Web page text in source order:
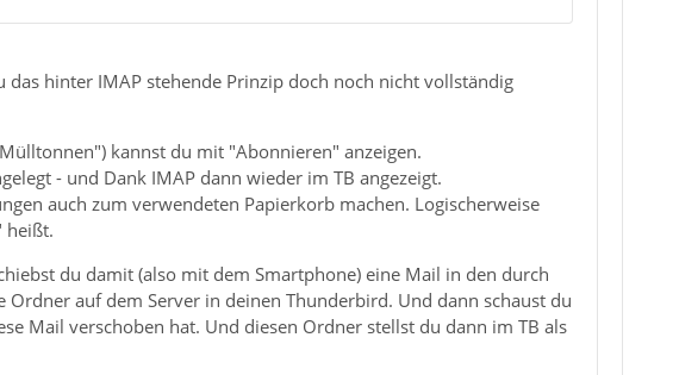
hinter IMAP stehende Prinzip doch noch nicht vollständig
kannst du mit "Abonnieren" anzeigen.
- und Dank IMAP dann wieder im TB angezeigt.
auch zum verwendeten Papierkorb machen. Logischerweise
heißt.
du damit (also mit dem Smartphone) eine Mail in den durch
auf dem Server in deinen Thunderbird. Und dann schaust du
Mail verschoben hat. Und diesen Ordner stellst du dann im TB als